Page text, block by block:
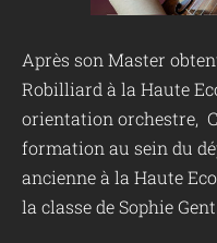
Après son Master
Robilliard à la Haute
orientation orchestre,
formation au sein du
ancienne à la Haute
la classe de Sophie Gent.